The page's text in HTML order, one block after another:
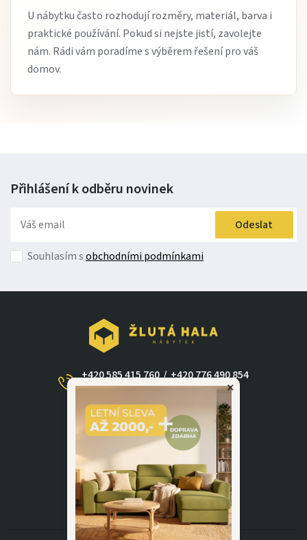
U nábytku často rozhodují rozměry, materiál, barva i
praktické používání. Pokud si nejste jistí, zavolejte
nám. Rádi vám poradíme s výběrem řešení pro váš
domov.
Přihlášení k odběru novinek
Odeslat
Souhlasím sobchodními podmínkami
+420 585 415 760 / +420 776 490 854
dotazy@zlutahala.cz
×